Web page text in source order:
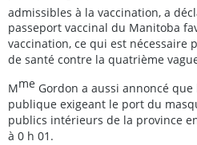
admissibles à la vaccination, a
passeport vaccinal du Manitoba
vaccination, ce qui est nécessaire
de santé contre la quatrième
Mme Gordon a aussi annoncé
publique exigeant le port du
publics intérieurs de la province
à 0 h 01.